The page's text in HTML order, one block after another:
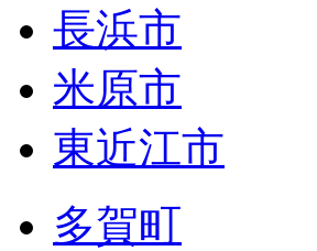
長浜市
米原市
東近江市
多賀町